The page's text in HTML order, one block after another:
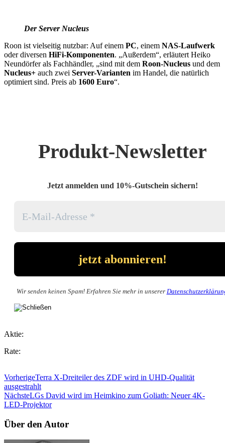
Der Server Nucleus
Roon ist vielseitig nutzbar: Auf einem PC, einem NAS-Laufwerk
oder diversen HiFi-Komponenten. „Außerdem“, erläutert Heiko
Neundörfer als Fachhändler, „sind mit dem Roon-Nucleus und dem
Nucleus+ auch zwei Server-Varianten im Handel, die natürlich
optimiert sind. Preis ab 1600 Euro“.
Produkt-Newsletter
Jetzt anmelden und 10%-Gutschein sichern!
Wir senden keinen Spam! Erfahren Sie mehr in unserer
Aktie:
Rate:
VorherigeTerra X-Dreiteiler des ZDF wird in UHD-Qualität
ausgestrahlt
NächsteLGs David wird im Heimkino zum Goliath: Neuer 4K-
LED-Projektor
Über den Autor